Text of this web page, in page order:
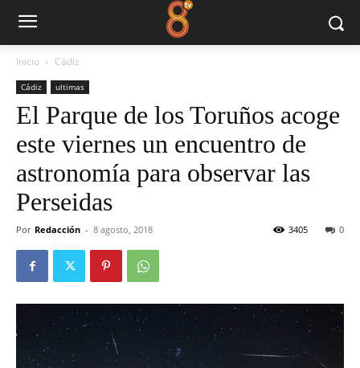
Inicio Cádiz
Cádiz ultimas
El Parque de los Toruños acoge
este viernes un encuentro de
astronomía para observar las
Perseidas
Por Redacción - 8 agosto, 2018 0
3405